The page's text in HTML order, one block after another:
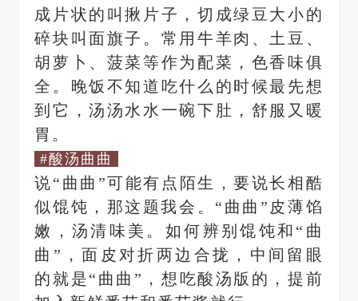
成片状的叫揪片子，切成绿豆大小的
碎块叫面旗子。 常用牛羊肉、土豆、
胡萝卜、菠菜等作为配菜，色香味俱
全。晚饭不知道吃什么的时候最先想
到它，汤汤水水一碗下肚，舒服又暖
胃。
#酸汤曲曲
说“曲曲”可能有点陌生，要说长相酷
似馄饨，那这题我会。“曲曲”皮薄馅
嫩，汤清味美。如何辨别馄饨和“曲
曲”，面皮对折两边合拢，中间留眼
的就是“曲曲”，想吃酸汤版的，提前